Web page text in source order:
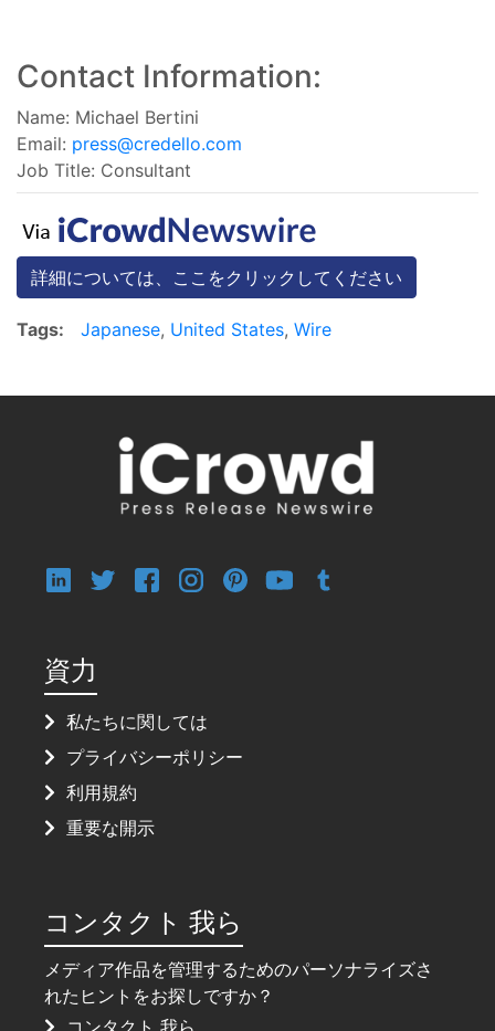
Contact Information:
Name: Michael Bertini
Email: press@credello.com
Job Title: Consultant
詳細については、ここをクリックしてください
Tags: Japanese, United States, Wire
資力
私たちに関しては
プライバシーポリシー
利用規約
重要な開示
コンタクト 我ら
メディア作品を管理するためのパーソナライズさ
れたヒントをお探しですか？
コンタクト 我ら